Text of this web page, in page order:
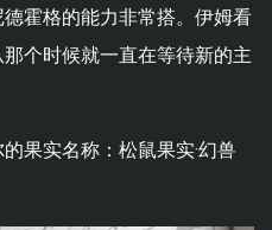
霍格的能力非常搭。伊姆看
个时候就一直在等待新的主
果实名称：松鼠果实·幻兽